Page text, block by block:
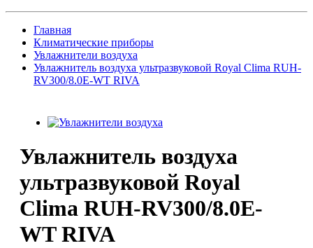
Главная
Климатические приборы
Увлажнители воздуха
Увлажнитель воздуха ультразвуковой Royal Clima RUH-
RV300/8.0E-WT RIVA
Увлажнитель воздуха
ультразвуковой Royal
Clima RUH-RV300/8.0E-
WT RIVA